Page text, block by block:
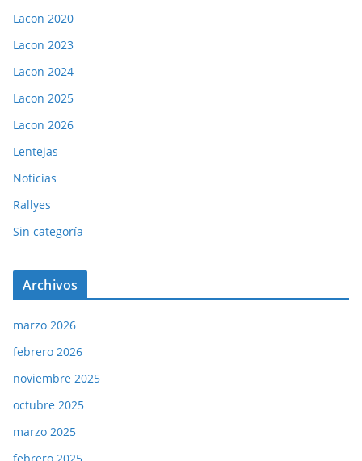
Lacon 2020
Lacon 2023
Lacon 2024
Lacon 2025
Lacon 2026
Lentejas
Noticias
Rallyes
Sin categoría
Archivos
marzo 2026
febrero 2026
noviembre 2025
octubre 2025
marzo 2025